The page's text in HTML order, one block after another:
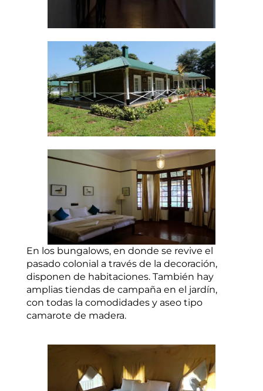
En los bungalows, en donde se revive el
pasado colonial a través de la decoración,
disponen de habitaciones. También hay
amplias tiendas de campaña en el jardín,
con todas la comodidades y aseo tipo
camarote de madera.